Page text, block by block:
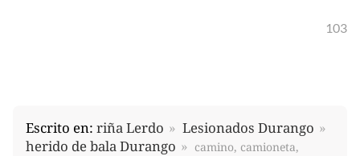
103
Escrito en: riña Lerdo
Lesionados Durango
herido de bala Durango
camino, camioneta,